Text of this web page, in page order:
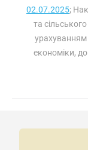
02.07.2025;
та
урахуванням
економіки,